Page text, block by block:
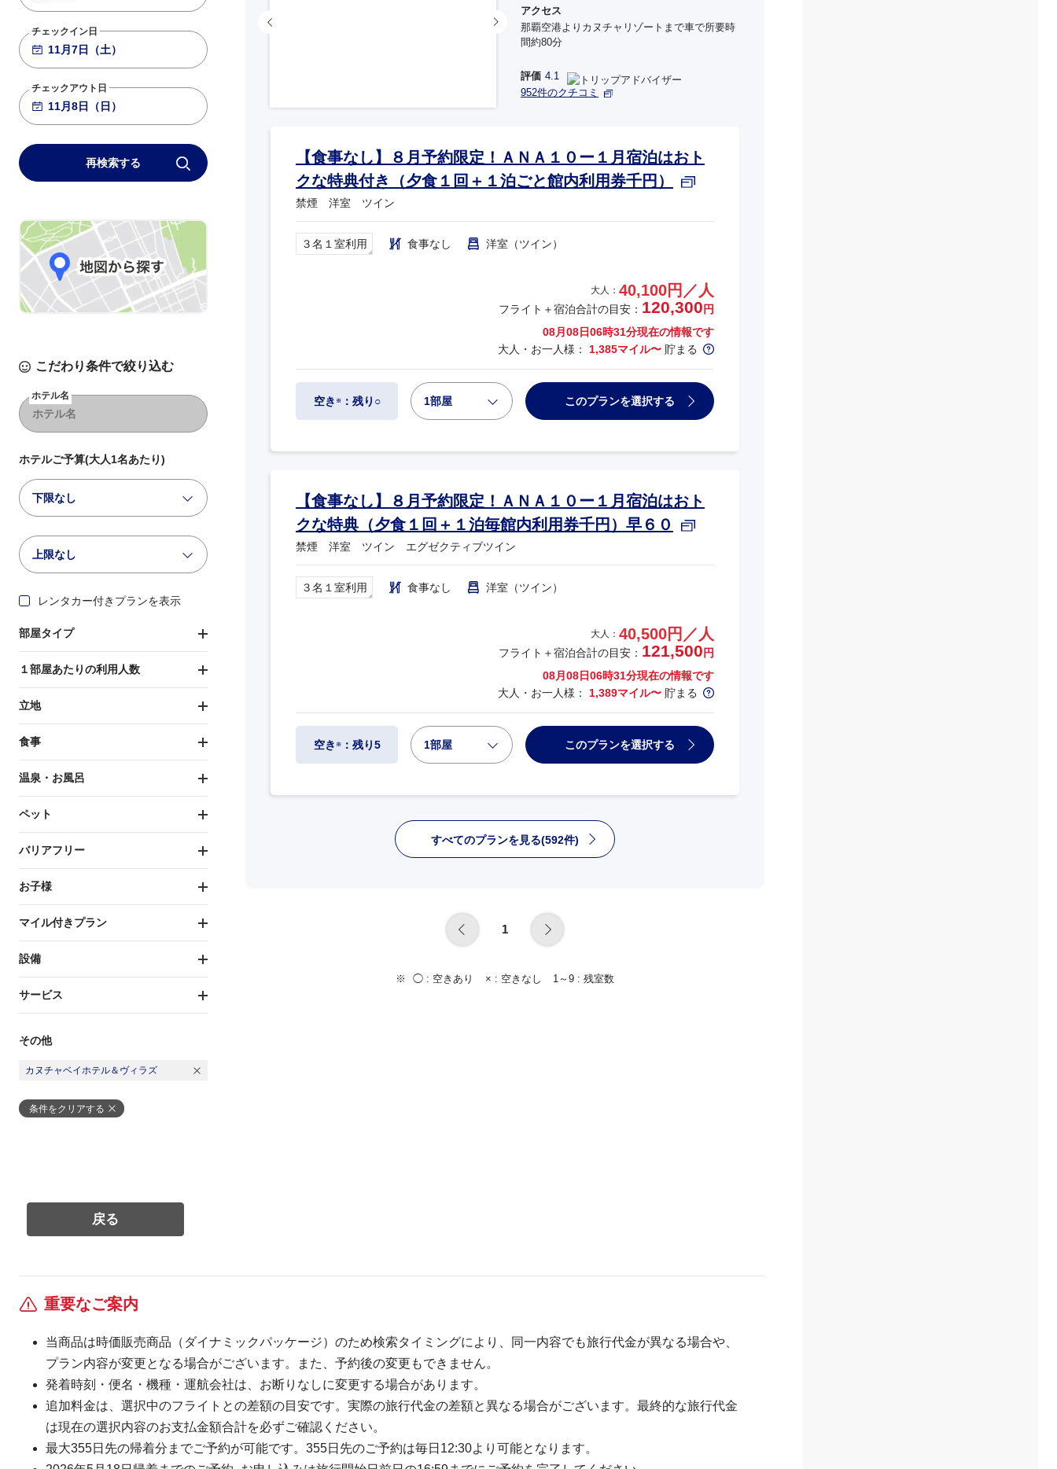
羽田
ANA2426
羽田
ANA1098
ANA478
21:00 23:15 738 +8,000円
チェックイン日
チェックアウト日
再検索する
こだわり条件で絞り込む
ホテル名
ホテルご予算(大人1名あたり)
下限なし
上限なし
レンタカー付きプランを表示
部屋タイプ
１部屋あたりの利用人数
立地
食事
温泉・お風呂
ペット
バリアフリー
お子様
マイル付きプラン
設備
サービス
その他
カヌチャベイホテル＆ヴィラズ
条件をクリアする
アクセス
那覇空港よりカヌチャリゾートまで車で所要時
間約80分
評価 4.1
952件のクチコミ
【食事なし】８月予約限定！ＡＮＡ１０ー１月宿泊はおト
クな特典付き（夕食１回＋１泊ごと館内利用券千円）
禁煙 洋室 ツイン
３名１室利用 食事なし 洋室（ツイン）
大人： 40,100円／人
フライト＋宿泊合計の目安： 120,300 円
08月08日06時31分現在の情報です
大人・お一人様： 1,385マイル〜 貯まる
空き ※：残り○ 1部屋 このプランを選択する
【食事なし】８月予約限定！ＡＮＡ１０ー１月宿泊はおト
クな特典（夕食１回＋１泊毎館内利用券千円）早６０
禁煙 洋室 ツイン エグゼクティブツイン
３名１室利用 食事なし 洋室（ツイン）
大人： 40,500円／人
フライト＋宿泊合計の目安： 121,500 円
08月08日06時31分現在の情報です
大人・お一人様： 1,389マイル〜 貯まる
空き ※：残り5 1部屋 このプランを選択する
すべてのプランを見る(592件)
1
◯ : 空きあり × : 空きなし 1～9 : 残室数
重要なご案内
当商品は時価販売商品（ダイナミックパッケージ）のため検索タイミングにより、同一内容でも旅行代金が異なる場合や、
プラン内容が変更となる場合がございます。また、予約後の変更もできません。
発着時刻・便名・機種・運航会社は、お断りなしに変更する場合があります。
追加料金は、選択中のフライトとの差額の目安です。実際の旅行代金の差額と異なる場合がございます。最終的な旅行代金
は現在の選択内容のお支払金額合計を必ずご確認ください。
最大355日先の帰着分までご予約が可能です。355日先のご予約は毎日12:30より可能となります。